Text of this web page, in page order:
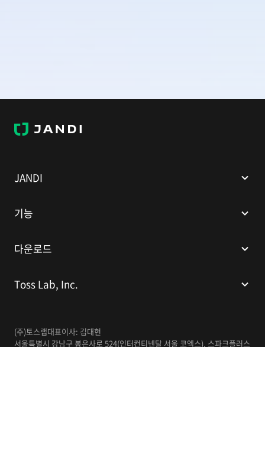
J
A
JANDI
기능
다운로드
Toss Lab, Inc.
(주)토스랩대표이사: 김대현
서울특별시 강남구 봉은사로 524(인터컨티넨탈 서울 코엑스), 스파크플러스